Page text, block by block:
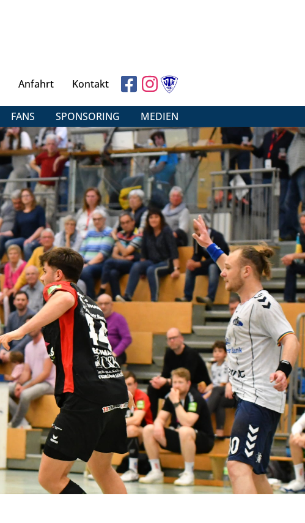
Kontakt
Anfahrt
FANS SPONSORING MEDIEN